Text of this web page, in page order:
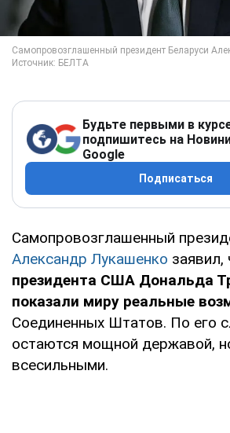
Будьте первыми в
подпишитесь на
Google
Подписаться
Самопровозглашенный
Александр Лукашенко заявил,
президента США Дональда
показали миру реальные
Соединенных Штатов. По его
остаются мощной державой,
всесильными.